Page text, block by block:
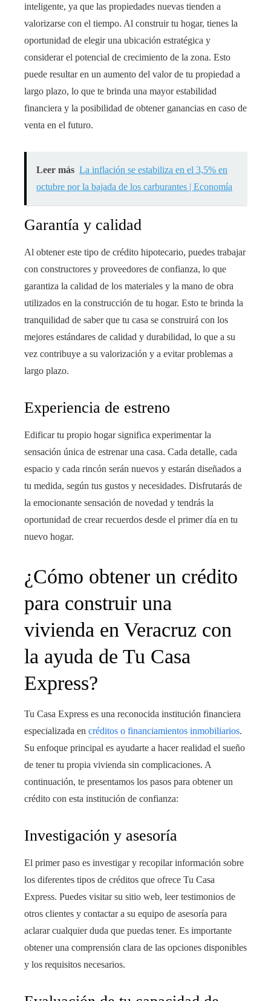
inteligente, ya que las propiedades nuevas tienden a
valorizarse con el tiempo. Al construir tu hogar, tienes la
oportunidad de elegir una ubicación estratégica y
considerar el potencial de crecimiento de la zona. Esto
puede resultar en un aumento del valor de tu propiedad a
largo plazo, lo que te brinda una mayor estabilidad
financiera y la posibilidad de obtener ganancias en caso de
venta en el futuro.
Leer más La inflación se estabiliza en el 3,5% en
octubre por la bajada de los carburantes | Economía
Garantía y calidad
Al obtener este tipo de crédito hipotecario, puedes trabajar
con constructores y proveedores de confianza, lo que
garantiza la calidad de los materiales y la mano de obra
utilizados en la construcción de tu hogar. Esto te brinda la
tranquilidad de saber que tu casa se construirá con los
mejores estándares de calidad y durabilidad, lo que a su
vez contribuye a su valorización y a evitar problemas a
largo plazo.
Experiencia de estreno
Edificar tu propio hogar significa experimentar la
sensación única de estrenar una casa. Cada detalle, cada
espacio y cada rincón serán nuevos y estarán diseñados a
tu medida, según tus gustos y necesidades. Disfrutarás de
la emocionante sensación de novedad y tendrás la
oportunidad de crear recuerdos desde el primer día en tu
nuevo hogar.
¿Cómo obtener un crédito
para construir una
vivienda en Veracruz con
la ayuda de Tu Casa
Express?
Tu Casa Express es una reconocida institución financiera
especializada en créditos o financiamientos inmobiliarios.
Su enfoque principal es ayudarte a hacer realidad el sueño
de tener tu propia vivienda sin complicaciones. A
continuación, te presentamos los pasos para obtener un
crédito con esta institución de confianza:
Investigación y asesoría
El primer paso es investigar y recopilar información sobre
los diferentes tipos de créditos que ofrece Tu Casa
Express. Puedes visitar su sitio web, leer testimonios de
otros clientes y contactar a su equipo de asesoría para
aclarar cualquier duda que puedas tener. Es importante
obtener una comprensión clara de las opciones disponibles
y los requisitos necesarios.